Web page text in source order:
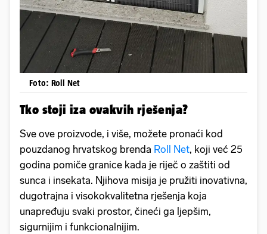
Foto: Roll Net
Tko stoji iza ovakvih rješenja?
Sve ove proizvode, i više, možete pronaći kod
pouzdanog hrvatskog brenda Roll Net, koji već 25
godina pomiče granice kada je riječ o zaštiti od
sunca i insekata. Njihova misija je pružiti inovativna,
dugotrajna i visokokvalitetna rješenja koja
unapređuju svaki prostor, čineći ga ljepšim,
sigurnijim i funkcionalnijim.